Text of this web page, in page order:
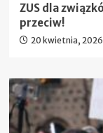
ZUS dla
przeciw!
20 kwietnia, 2026